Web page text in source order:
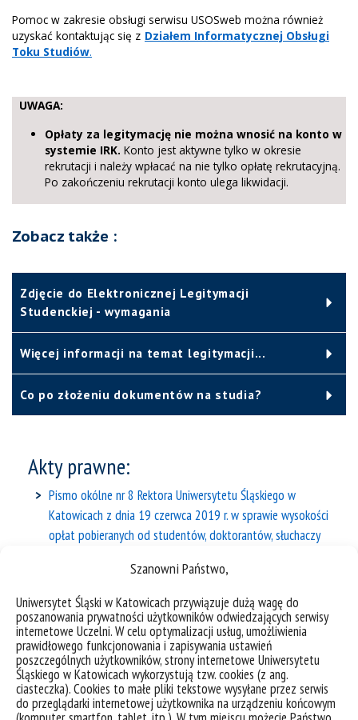
Szanowni Państwo,
Uniwersytet Śląski w Katowicach przywiązuje dużą wagę do
poszanowania prywatności użytkowników odwiedzających serwisy
internetowe Uczelni. W celu optymalizacji usług, umożliwienia
prawidłowego funkcjonowania i zapisywania ustawień
poszczególnych użytkowników, strony internetowe Uniwersytetu
Śląskiego w Katowicach wykorzystują tzw. cookies (z ang.
ciasteczka). Cookies to małe pliki tekstowe wysyłane przez serwis
do przeglądarki internetowej użytkownika na urządzeniu końcowym
Pomoc w zakresie obsługi serwisu USOSweb można również
uzyskać kontaktując się z Działem Informatycznej Obsługi
Toku Studiów.
UWAGA:
Opłaty za legitymację nie można wnosić na konto w
systemie IRK. Konto jest aktywne tylko w okresie
rekrutacji i należy wpłacać na nie tylko opłatę rekrutacyjną.
Po zakończeniu rekrutacji konto ulega likwidacji.
Zobacz także :
Zdjęcie do Elektronicznej Legitymacji
Studenckiej - wymagania
Więcej informacji na temat legitymacji...
Co po złożeniu dokumentów na studia?
Akty prawne:
Pismo okólne nr 8 Rektora Uniwersytetu Śląskiego w
Katowicach z dnia 19 czerwca 2019 r. w sprawie wysokości
opłat pobieranych od studentów, doktorantów, słuchaczy
począwszy od roku akademickiego 2019/2020
Zarządzenie nr 77 Rektora Uniwersytetu Śląskiego w
Katowicach z dnia 17 lipca 2012 r. w sprawie
elektronicznych legitymacji studenckich i doktoranckich